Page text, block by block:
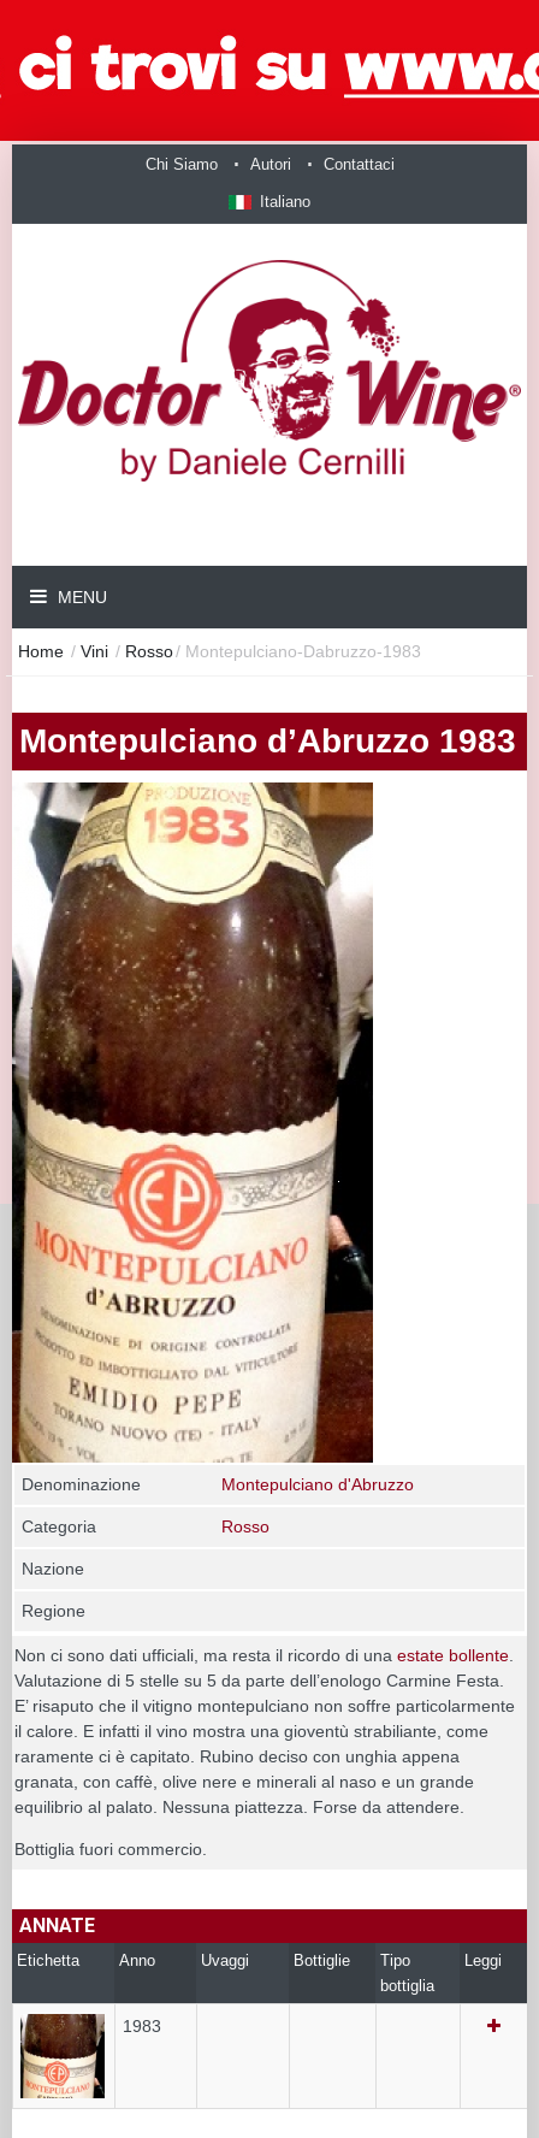
Chi Siamo Autori Contattaci
Italiano
MENU
Home / Vini / Rosso/ Montepulciano-Dabruzzo-1983
Montepulciano d’Abruzzo 1983
Denominazione Montepulciano d'Abruzzo
Categoria Rosso
Nazione
Regione
Non ci sono dati ufficiali, ma resta il ricordo di una estate bollente
Valutazione di 5 stelle su 5 da parte dell’enologo Carmine Festa.
E’ risaputo che il vitigno montepulciano non soffre particolarmente
il calore. E infatti il vino mostra una gioventù strabiliante, come
raramente ci è capitato. Rubino deciso con unghia appena
granata, con caffè, olive nere e minerali al naso e un grande
equilibrio al palato. Nessuna piattezza. Forse da attendere.
Bottiglia fuori commercio.
ANNATE
Etichetta Anno Uvaggi Bottiglie
Tipo
bottiglia
Leggi
1983